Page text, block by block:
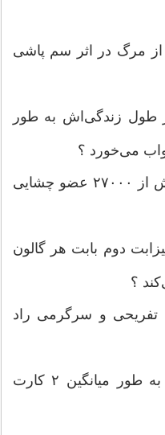
از مرگ در اثر سم پاشی
طول زندگی‌اش به طور
گربه ماهی بیش از ۲۷۰۰۰ عضو چشایی
دوم بابت هر گالون
تفریحی و سرگرمی راد
هر آمریکایی به طور میانگین ۲ کارت